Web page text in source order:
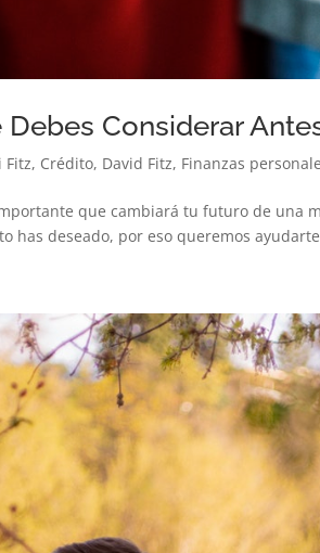
Considerar
Fitz, Crédito, David Fitz, Finanzas
que cambiará tu futuro de
has deseado, por eso queremos